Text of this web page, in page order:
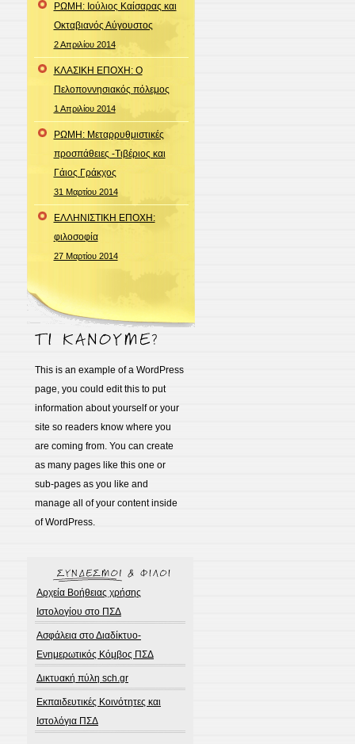
ΡΩΜΗ: Ιούλιος Καίσαρας και
Οκταβιανός Αύγουστος
2 Απριλίου 2014
ΚΛΑΣΙΚΗ ΕΠΟΧΗ: Ο
Πελοποννησιακός πόλεμος
1 Απριλίου 2014
ΡΩΜΗ: Μεταρρυθμιστικές
προσπάθειες -Τιβέριος και
Γάιος Γράκχος
31 Μαρτίου 2014
ΕΛΛΗΝΙΣΤΙΚΗ ΕΠΟΧΗ:
φιλοσοφία
27 Μαρτίου 2014
This is an example of a WordPress
page, you could edit this to put
information about yourself or your
site so readers know where you
are coming from. You can create
as many pages like this one or
sub-pages as you like and
manage all of your content inside
of WordPress.
Αρχεία Βοήθειας χρήσης
Ιστολογίου στο ΠΣΔ
Ασφάλεια στο Διαδίκτυο-
Ενημερωτικός Κόμβος ΠΣΔ
Δικτυακή πύλη sch.gr
Εκπαιδευτικές Κοινότητες και
Ιστολόγια ΠΣΔ